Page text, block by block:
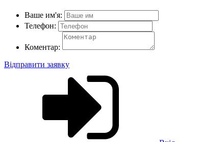
Ваше им'я:
Телефон:
Коментар:
Відправити заявку